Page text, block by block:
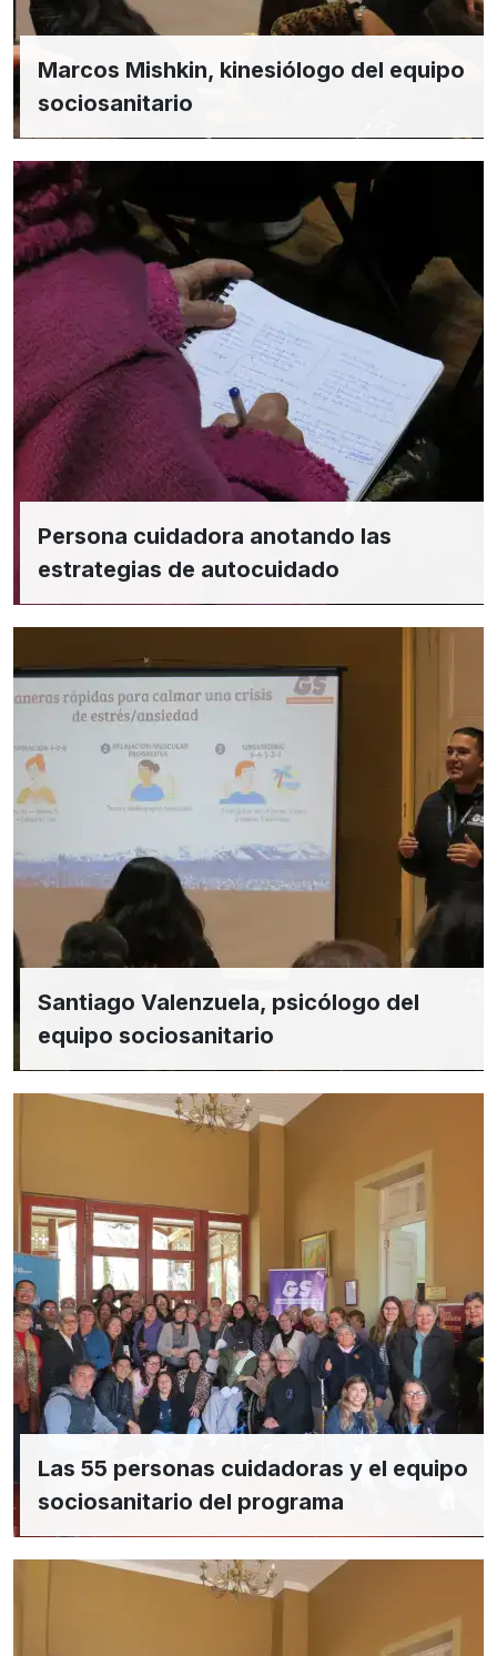
Marcos Mishkin, kinesiólogo del equipo
sociosanitario
Persona cuidadora anotando las
estrategias de autocuidado
Santiago Valenzuela, psicólogo del
equipo sociosanitario
Las 55 personas cuidadoras y el equipo
sociosanitario del programa